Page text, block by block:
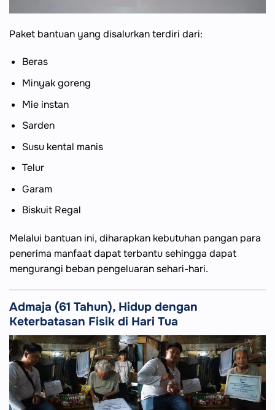
Paket bantuan yang disalurkan terdiri dari:
Beras
Minyak goreng
Mie instan
Sarden
Susu kental manis
Telur
Garam
Biskuit Regal
Melalui bantuan ini, diharapkan kebutuhan pangan para
penerima manfaat dapat terbantu sehingga dapat
mengurangi beban pengeluaran sehari-hari.
Admaja (61 Tahun), Hidup dengan
Keterbatasan Fisik di Hari Tua